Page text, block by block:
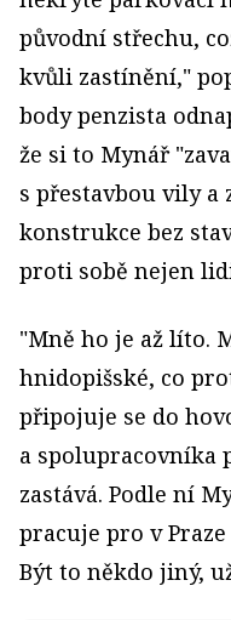
původní střechu,
kvůli zastínění,"
body penzista
že si to Mynář
s přestavbou vily a
konstrukce bez
proti sobě nejen
"Mně ho je až líto.
hnidopišské, co
připojuje se do
a spolupracovníka
zastává. Podle ní
pracuje pro v
Být to někdo jiný,